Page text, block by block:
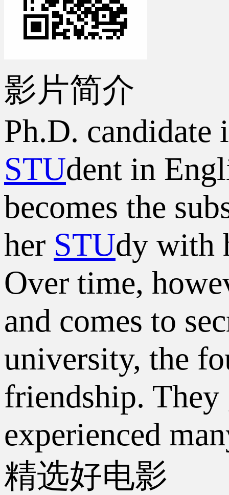
影片简介
Ph.D. candidate
STUdent in
becomes the
her STUdy with
Over time,
and comes to
university, the
friendship.
experienced
精选好电影